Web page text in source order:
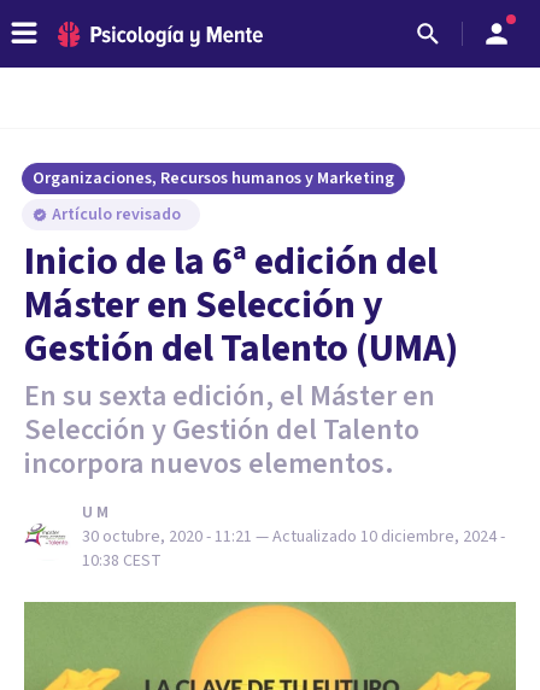
Organizaciones, Recursos humanos y Marketing
Artículo revisado
Inicio de la 6ª edición del
Máster en Selección y
Gestión del Talento (UMA)
En su sexta edición, el Máster en
Selección y Gestión del Talento
incorpora nuevos elementos.
U M
30 octubre, 2020 - 11:21 — Actualizado 10 diciembre, 2024 -
10:38 CEST